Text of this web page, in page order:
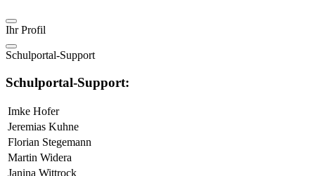
Ihr Profil
Schulportal-Support
Schulportal-Support:
Imke Hofer
Jeremias Kuhne
Florian Stegemann
Martin Widera
Janina Wittrock